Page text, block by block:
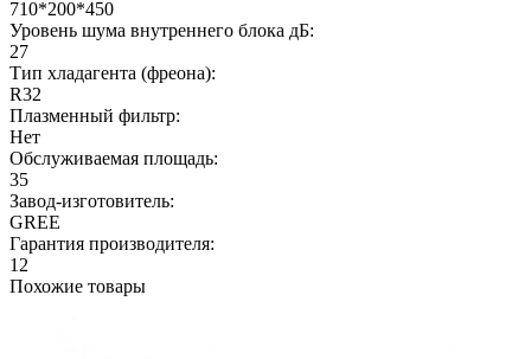
710*200*450
Уровень шума внутреннего блока дБ:
27
Тип хладагента (фреона):
R32
Плазменный фильтр:
Нет
Обслуживаемая площадь:
35
Завод-изготовитель:
GREE
Гарантия производителя:
12
Похожие товары